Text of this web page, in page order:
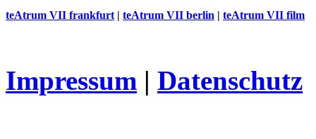
teAtrum VII frankfurt | teAtrum VII berlin | teAtrum VII film
Impressum | Datenschutz